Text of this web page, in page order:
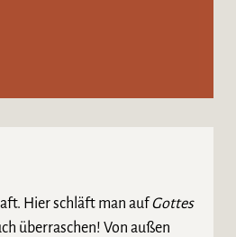
Hier schläft man aufGottes
überraschen! Von außen